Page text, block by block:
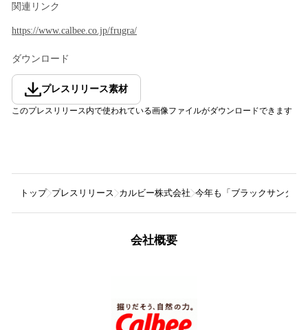
関連リンク
https://www.calbee.co.jp/frugra/
ダウンロード
プレスリリース素材
このプレスリリース内で使われている画像ファイルがダウンロードできます
トップ プレスリリース カルビー株式会社 今年も「ブラックサンダー
会社概要